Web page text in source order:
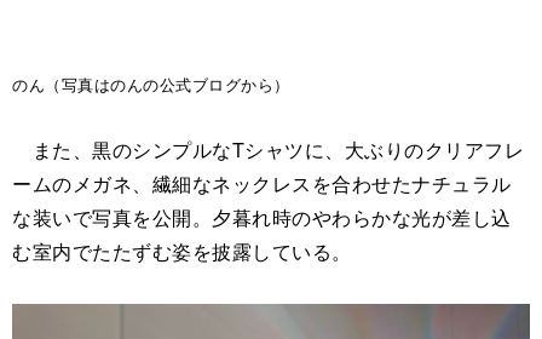
のん（写真はのんの公式ブログから）
また、黒のシンプルなTシャツに、大ぶりのクリアフレ
ームのメガネ、繊細なネックレスを合わせたナチュラル
な装いで写真を公開。夕暮れ時のやわらかな光が差し込
む室内でたたずむ姿を披露している。